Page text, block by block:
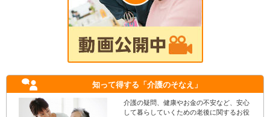
知って得する 「介護のそなえ」
介護の疑問、健康やお金の不安など、安心
して暮らしていくための老後に関するお役